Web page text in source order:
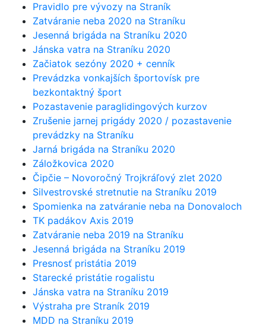
Pravidlo pre vývozy na Straník
Zatváranie neba 2020 na Straníku
Jesenná brigáda na Straníku 2020
Jánska vatra na Straníku 2020
Začiatok sezóny 2020 + cenník
Prevádzka vonkajších športovísk pre
bezkontaktný šport
Pozastavenie paraglidingových kurzov
Zrušenie jarnej prigády 2020 / pozastavenie
prevádzky na Straníku
Jarná brigáda na Straníku 2020
Záložkovica 2020
Čipčie – Novoročný Trojkráľový zlet 2020
Silvestrovské stretnutie na Straníku 2019
Spomienka na zatváranie neba na Donovaloch
TK padákov Axis 2019
Zatváranie neba 2019 na Straníku
Jesenná brigáda na Straníku 2019
Presnosť pristátia 2019
Starecké pristátie rogalistu
Jánska vatra na Straníku 2019
Výstraha pre Straník 2019
MDD na Straníku 2019